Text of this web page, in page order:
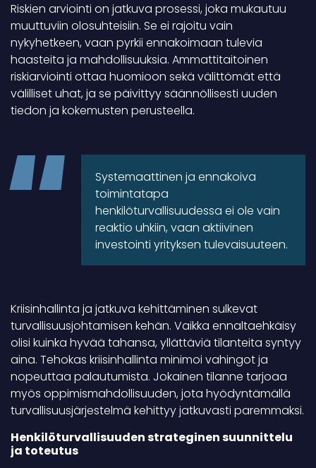
Riskien arviointi on jatkuva prosessi, joka mukautuu
muuttuviin olosuhteisiin. Se ei rajoitu vain
nykyhetkeen, vaan pyrkii ennakoimaan tulevia
haasteita ja mahdollisuuksia. Ammattitaitoinen
riskiarviointi ottaa huomioon sekä välittömät että
välilliset uhat, ja se päivittyy säännöllisesti uuden
tiedon ja kokemusten perusteella.
Systemaattinen ja ennakoiva
toimintatapa
henkilöturvallisuudessa ei ole vain
reaktio uhkiin, vaan aktiivinen
investointi yrityksen tulevaisuuteen.
Kriisinhallinta ja jatkuva kehittäminen sulkevat
turvallisuusjohtamisen kehän. Vaikka ennaltaehkäisy
olisi kuinka hyvää tahansa, yllättäviä tilanteita syntyy
aina. Tehokas kriisinhallinta minimoi vahingot ja
nopeuttaa palautumista. Jokainen tilanne tarjoaa
myös oppimismahdollisuuden, jota hyödyntämällä
turvallisuusjärjestelmä kehittyy jatkuvasti paremmaksi.
Henkilöturvallisuuden strateginen suunnittelu
ja toteutus